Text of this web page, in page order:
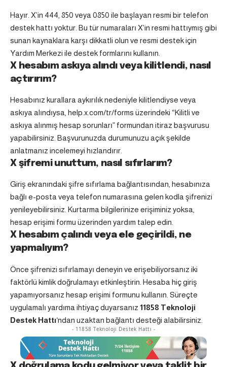
Hayır. X’in 444, 850 veya 0850 ile başlayan resmi bir telefon
destek hattı yoktur. Bu tür numaraları X’in resmi hattıymış gibi
sunan kaynaklara karşı dikkatli olun ve resmi destek için
Yardım Merkezi ile destek formlarını kullanın.
X hesabım askıya alındı veya kilitlendi, nasıl
açtırırım?
Hesabınız kurallara aykırılık nedeniyle kilitlendiyse veya
askıya alındıysa, help.x.com/tr/forms üzerindeki “Kilitli ve
askıya alınmış hesap sorunları” formundan itiraz başvurusu
yapabilirsiniz. Başvurunuzda durumunuzu açık şekilde
anlatmanız incelemeyi hızlandırır.
X şifremi unuttum, nasıl sıfırlarım?
Giriş ekranındaki şifre sıfırlama bağlantısından, hesabınıza
bağlı e-posta veya telefon numarasına gelen kodla şifrenizi
yenileyebilirsiniz. Kurtarma bilgilerinize erişiminiz yoksa,
hesap erişimi formu üzerinden yardım talep edin.
X hesabım çalındı veya ele geçirildi, ne
yapmalıyım?
Önce şifrenizi sıfırlamayı deneyin ve erişebiliyorsanız iki
faktörlü kimlik doğrulamayı etkinleştirin. Hesaba hiç giriş
yapamıyorsanız hesap erişimi formunu kullanın. Süreçte
uygulamalı yardıma ihtiyaç duyarsanız 11858 Teknoloji
Destek Hattı‘ndan uzaktan bağlantı desteği alabilirsiniz.
- 11858 Teknoloji Destek Hattı -